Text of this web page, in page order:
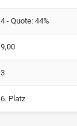
4 - Quote: 44%
9,00
3
6. Platz